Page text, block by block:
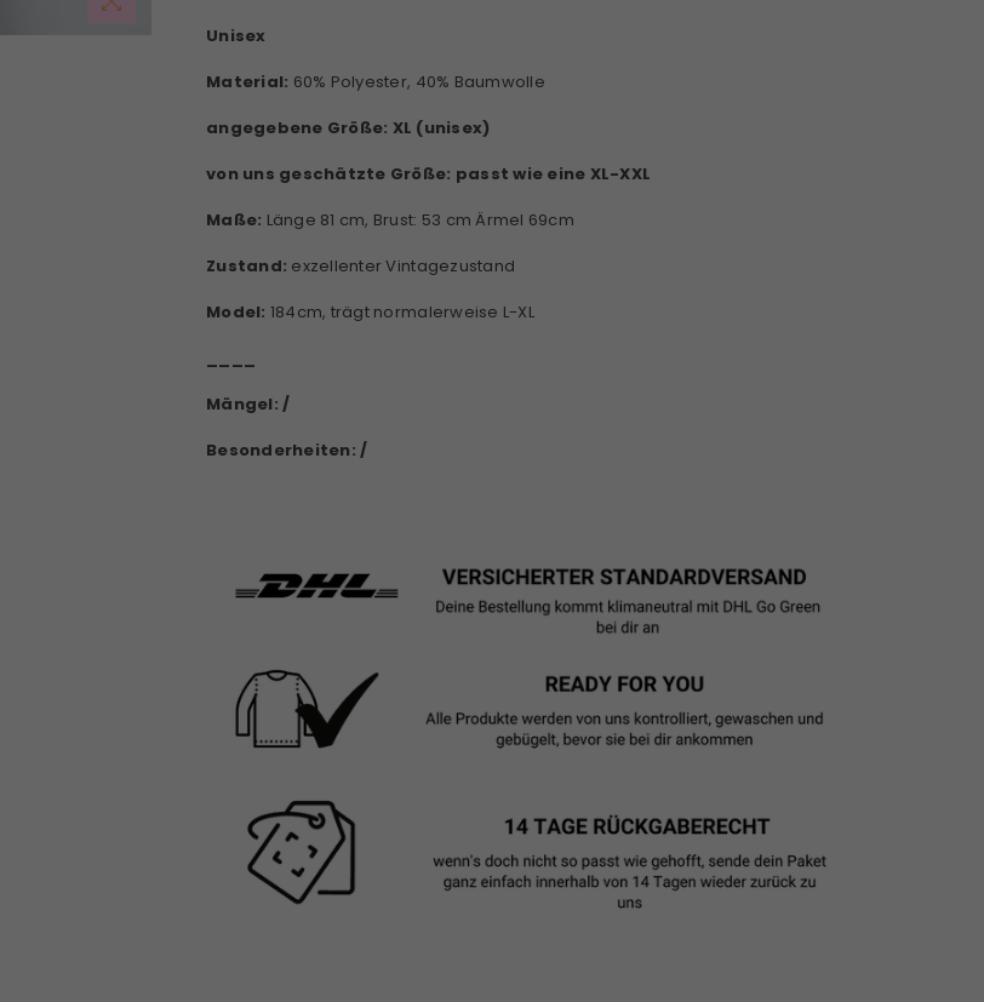
Unisex
Material: 60% Polyester, 40% Baumwolle
angegebene Größe: XL (unisex)
von uns geschätzte Größe: passt wie eine XL-XXL
Maße: Länge 81 cm, Brust: 53 cm Ärmel 69cm
Zustand: exzellenter Vintagezustand
Model: 184cm, trägt normalerweise L-XL
Mängel: /
Besonderheiten: /